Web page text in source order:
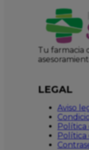
Tu farmacia
LEGAL
Aviso
Política
Política